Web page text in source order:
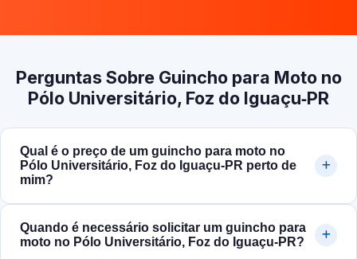
Perguntas Sobre Guincho para Moto no
Pólo Universitário, Foz do Iguaçu‑PR
Qual é o preço de um guincho para moto no
Pólo Universitário, Foz do Iguaçu‑PR perto de
mim?
Quando é necessário solicitar um guincho para
moto no Pólo Universitário, Foz do Iguaçu‑PR?